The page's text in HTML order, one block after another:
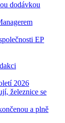
dodávkou
EP
2026
železnice se
a plně